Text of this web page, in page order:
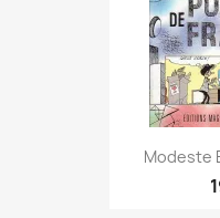
Modeste